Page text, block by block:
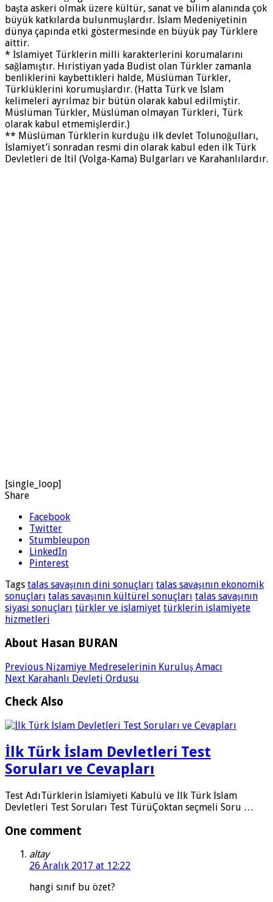
başta askeri olmak üzere kültür, sanat ve bilim alanında çok
büyük katkılarda bulunmuşlardır. İslam Medeniyetinin
dünya çapında etki göstermesinde en büyük pay Türklere
aittir.
* İslamiyet Türklerin milli karakterlerini korumalarını
sağlamıştır. Hıristiyan yada Budist olan Türkler zamanla
benliklerini kaybettikleri halde, Müslüman Türkler,
Türklüklerini korumuşlardır. (Hatta Türk ve İslam
kelimeleri ayrılmaz bir bütün olarak kabul edilmiştir.
Müslüman Türkler, Müslüman olmayan Türkleri, Türk
olarak kabul etmemişlerdir.)
** Müslüman Türklerin kurduğu ilk devlet Tolunoğulları,
İslamiyet’i sonradan resmi din olarak kabul eden ilk Türk
Devletleri de İtil (Volga-Kama) Bulgarları ve Karahanlılardır.
[single_loop]
Share
Facebook
Twitter
Stumbleupon
LinkedIn
Pinterest
Tags talas savaşının dini sonuçları talas savaşının ekonomik
sonuçları talas savaşının kültürel sonuçları talas savaşının
siyasi sonuçları türkler ve islamiyet türklerin islamiyete
hizmetleri
About Hasan BURAN
Previous Nizamiye Medreselerinin Kuruluş Amacı
Next Karahanlı Devleti Ordusu
Check Also
İlk Türk İslam Devletleri Test
Soruları ve Cevapları
Test AdıTürklerin İslamiyeti Kabulü ve İlk Türk İslam
Devletleri Test Soruları Test TürüÇoktan seçmeli Soru …
One comment
altay
26 Aralık 2017 at 12:22
hangi sınıf bu özet?